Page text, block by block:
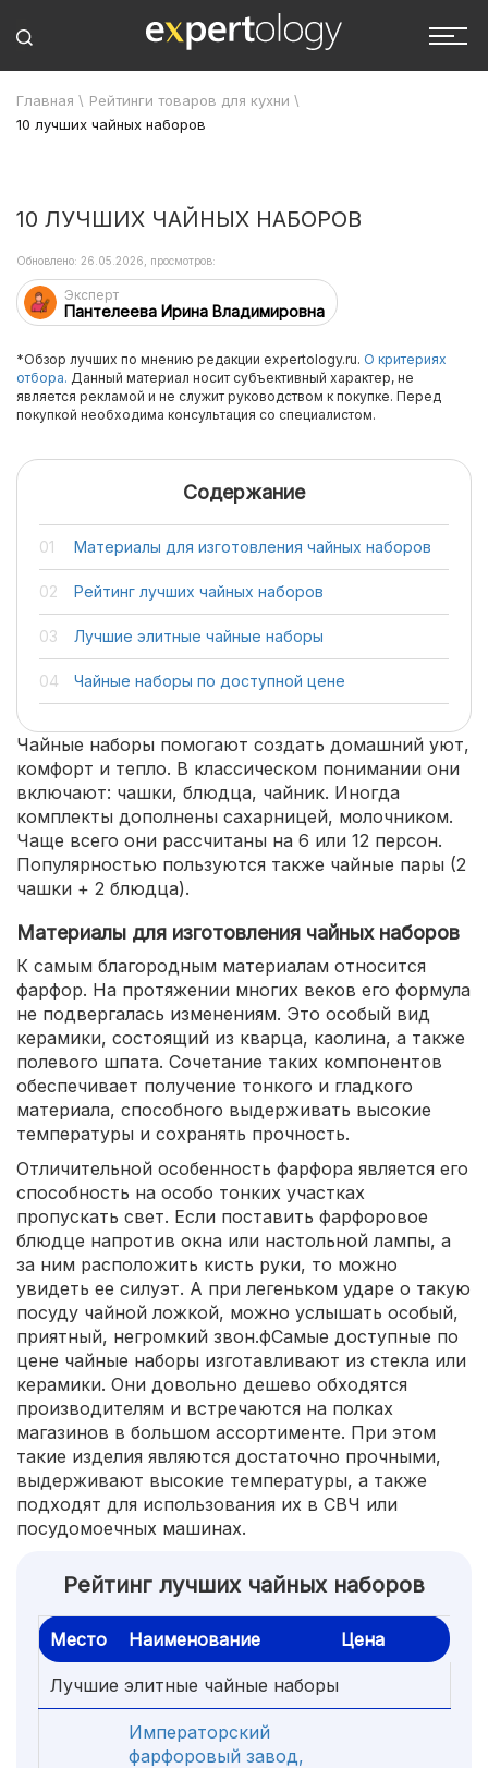
Главная \ Рейтинги товаров для кухни \
10 лучших чайных наборов
10 ЛУЧШИХ ЧАЙНЫХ НАБОРОВ
Эксперт
Пантелеева Ирина Владимировна
Обновлено: 26.05.2026, просмотров:
*Обзор лучших по мнению редакции expertology.ru. О критериях
отбора. Данный материал носит субъективный характер, не
является рекламой и не служит руководством к покупке. Перед
покупкой необходима консультация со специалистом.
Содержание
Материалы для изготовления чайных наборов
Рейтинг лучших чайных наборов
Лучшие элитные чайные наборы
Чайные наборы по доступной цене
Чайные наборы помогают создать домашний уют,
комфорт и тепло. В классическом понимании они
включают: чашки, блюдца, чайник. Иногда
комплекты дополнены сахарницей, молочником.
Чаще всего они рассчитаны на 6 или 12 персон.
Популярностью пользуются также чайные пары (2
чашки + 2 блюдца).
Материалы для изготовления чайных наборов
К самым благородным материалам относится
фарфор. На протяжении многих веков его формула
не подвергалась изменениям. Это особый вид
керамики, состоящий из кварца, каолина, а также
полевого шпата. Сочетание таких компонентов
обеспечивает получение тонкого и гладкого
материала, способного выдерживать высокие
температуры и сохранять прочность.
Отличительной особенность фарфора является его
способность на особо тонких участках
пропускать свет. Если поставить фарфоровое
блюдце напротив окна или настольной лампы, а
за ним расположить кисть руки, то можно
увидеть ее силуэт. А при легеньком ударе о такую
посуду чайной ложкой, можно услышать особый,
приятный, негромкий звон.фСамые доступные по
цене чайные наборы изготавливают из стекла или
керамики. Они довольно дешево обходятся
производителям и встречаются на полках
магазинов в большом ассортименте. При этом
такие изделия являются достаточно прочными,
выдерживают высокие температуры, а также
подходят для использования их в СВЧ или
посудомоечных машинах.
Рейтинг лучших чайных наборов
Место Наименование Цена
Лучшие элитные чайные наборы
Императорский
фарфоровый завод,